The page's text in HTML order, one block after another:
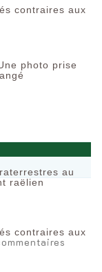
contraires aux
photo prise
au
raëlien
contraires aux